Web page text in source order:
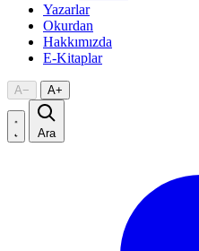
Yazarlar
Okurdan
Hakkımızda
E-Kitaplar
A− A+
Ara